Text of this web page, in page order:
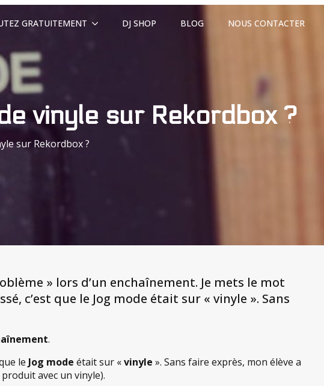
GRATUITEMENT DJ SHOP BLOG NOUS CONTACTER
vinyle sur Rekordbox ?
sur Rekordbox ?
» lors d’un enchaînement. Je mets le mot
c’est que le Jog mode était sur « vinyle ». Sans
.
le Jog mode était sur «vinyle ». Sans faire exprès, mon élève a
avec un vinyle).